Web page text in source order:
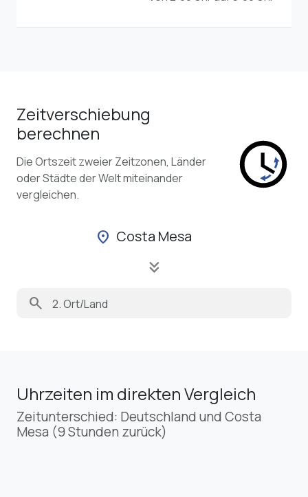
Zeitverschiebung
berechnen
Die Ortszeit zweier Zeitzonen, Länder
oder Städte der Welt miteinander
vergleichen.
location_on Costa Mesa
keyboard_double_arrow_down
search
Uhrzeiten im direkten Vergleich
Zeitunterschied: Deutschland und Costa
Mesa (9 Stunden zurück)